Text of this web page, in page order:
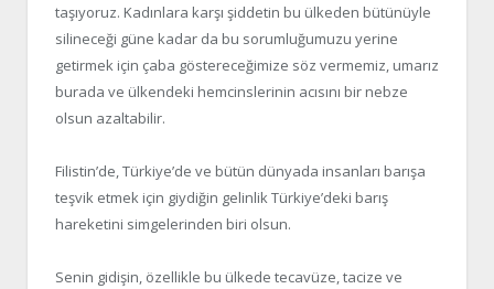
taşıyoruz. Kadınlara karşı şiddetin bu ülkeden bütünüyle
silineceği güne kadar da bu sorumluğumuzu yerine
getirmek için çaba göstereceğimize söz vermemiz, umarız
burada ve ülkendeki hemcinslerinin acısını bir nebze
olsun azaltabilir.
Filistin’de, Türkiye’de ve bütün dünyada insanları barışa
teşvik etmek için giydiğin gelinlik Türkiye’deki barış
hareketini simgelerinden biri olsun.
Senin gidişin, özellikle bu ülkede tecavüze, tacize ve